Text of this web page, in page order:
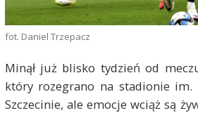
fot. Daniel Trzepacz
Minął już blisko tydzień od
który rozegrano na stadionie im.
Szczecinie, ale emocje wciąż są